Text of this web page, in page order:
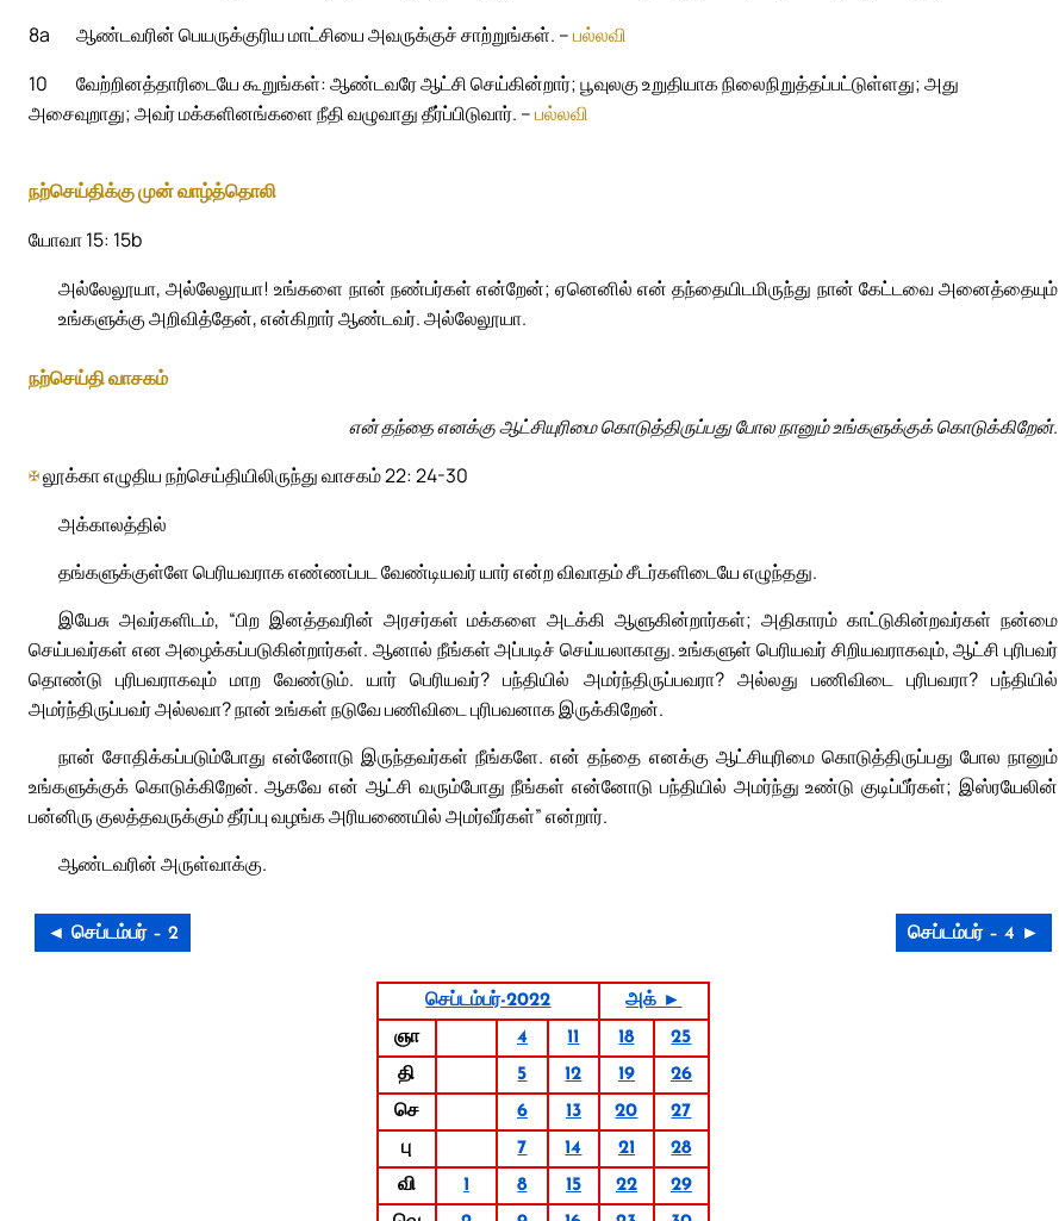
8a
ஆண்டவரின் பெயருக்குரிய மாட்சியை அவருக்குச் சாற்றுங்கள். –பல்லவி
10
வேற்றினத்தாரிடையே கூறுங்கள்: ஆண்டவரே ஆட்சி செய்கின்றார்; பூவுலகு உறுதியாக நிலைநிறுத்தப்பட்டுள்ளது; அது
அசைவுறாது; அவர் மக்களினங்களை நீதி வழுவாது தீர்ப்பிடுவார். –பல்லவி
நற்செய்திக்கு முன் வாழ்த்தொலி
யோவா 15: 15b
அல்லேலூயா, அல்லேலூயா! உங்களை நான் நண்பர்கள் என்றேன்; ஏனெனில் என் தந்தையிடமிருந்து நான் கேட்டவை அனைத்தையும்
உங்களுக்கு அறிவித்தேன், என்கிறார் ஆண்டவர். அல்லேலூயா.
நற்செய்தி வாசகம்
என் தந்தை எனக்கு ஆட்சியுரிமை கொடுத்திருப்பது போல நானும் உங்களுக்குக் கொடுக்கிறேன்.
✠லூக்கா எழுதிய நற்செய்தியிலிருந்து வாசகம் 22: 24-30
அக்காலத்தில்
தங்களுக்குள்ளே பெரியவராக எண்ணப்பட வேண்டியவர் யார் என்ற விவாதம் சீடர்களிடையே எழுந்தது.
இயேசு அவர்களிடம், “பிற இனத்தவரின் அரசர்கள் மக்களை அடக்கி ஆளுகின்றார்கள்; அதிகாரம் காட்டுகின்றவர்கள் நன்மை
செய்பவர்கள் என அழைக்கப்படுகின்றார்கள். ஆனால் நீங்கள் அப்படிச் செய்யலாகாது. உங்களுள் பெரியவர் சிறியவராகவும், ஆட்சி புரிபவர்
தொண்டு புரிபவராகவும் மாற வேண்டும். யார் பெரியவர்? பந்தியில் அமர்ந்திருப்பவரா? அல்லது பணிவிடை புரிபவரா? பந்தியில்
அமர்ந்திருப்பவர் அல்லவா? நான் உங்கள் நடுவே பணிவிடை புரிபவனாக இருக்கிறேன்.
நான் சோதிக்கப்படும்போது என்னோடு இருந்தவர்கள் நீங்களே. என் தந்தை எனக்கு ஆட்சியுரிமை கொடுத்திருப்பது போல நானும்
உங்களுக்குக் கொடுக்கிறேன். ஆகவே என் ஆட்சி வரும்போது நீங்கள் என்னோடு பந்தியில் அமர்ந்து உண்டு குடிப்பீர்கள்; இஸ்ரயேலின்
பன்னிரு குலத்தவருக்கும் தீர்ப்பு வழங்க அரியணையில் அமர்வீர்கள்” என்றார்.
ஆண்டவரின் அருள்வாக்கு.
◄ செப்டம்பர் – 2 செப்டம்பர் – 4 ►
செப்டம்பர்-2022
அக் ►
ஞா
4 11 18
25
தி
5 12 19
26
செ
6 13 20
27
பு
7 14 21
28
வி
1 8 15 22
29